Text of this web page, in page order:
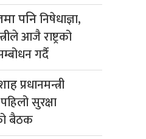
पनिनिषेधाज्ञा,
आजै राष्ट्रको
गर्दै
प्रधानमन्त्री
सुरक्षा
बैठक